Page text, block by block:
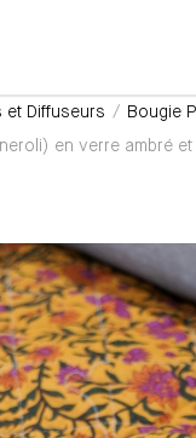
et Diffuseurs / Bougie
en verre ambré